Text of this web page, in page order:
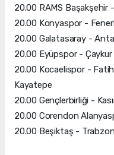
20.00 RAMS Başakşehir
20.00 Konyaspor -
20.00 Galatasaray -
20.00 Eyüpspor -
20.00 Kocaelispor -
Kayatepe
20.00 Gençlerbirliği -
20.00 Corendon
20.00 Beşiktaş -